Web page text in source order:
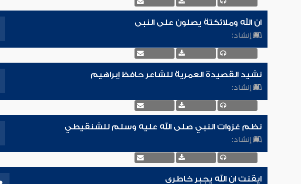
ان الله وملائكتة يصلون على النبى
إنشاد:
نشيد القصيدة العمرية للشاعر حافظ إبراهيم
إنشاد:
نظم غزوات النبي صلى الله عليه وسلم للشنقيطي
إنشاد:
ايقنت ان الله يجبر خاطري